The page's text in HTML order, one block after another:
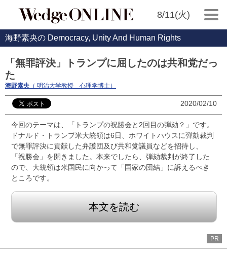
8/11(火)
海野素央の Democracy, Unity And Human Rights
「無罪評決」トランプに屈したのは共和党だっ
た
海野素央 （ 明治大学教授 心理学博士）
2020/02/10
今回のテーマは、「トランプの祝勝会と2回目の弾劾？」です。
ドナルド・トランプ米大統領は6日、ホワイトハウスに弾劾裁判
で無罪評決に貢献した弁護団及び共和党議員などを招待し、
「祝勝会」を開きました。本来でしたら、弾劾裁判が終了した
ので、大統領は米国民に向かって「国家の団結」に訴えるべき
ところです。
本文を読む
PR